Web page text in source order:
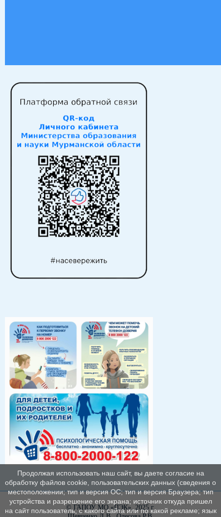
© ГАПОУ МО «ПЭК», 2025 г.
Продолжая использовать наш сайт, вы даете согласие на
обработку файлов cookie, пользовательских данных (сведения о
местоположении; тип и версия ОС; тип и версия Браузера; тип
устройства и разрешение его экрана; источник откуда пришел
на сайт пользователь; с какого сайта или по какой рекламе; язык